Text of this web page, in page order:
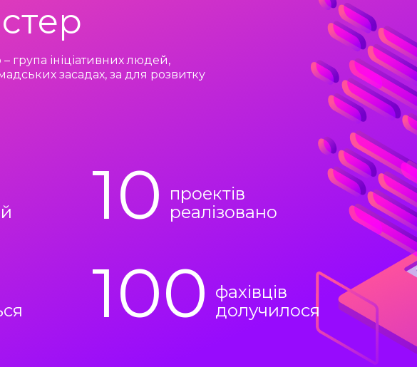
група ініціативних людей,
засадах, за для розвитку
10 проектів
реалізовано
100 фахівців
долучилося